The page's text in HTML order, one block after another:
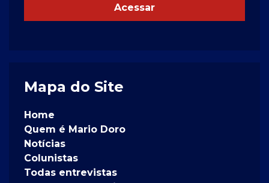
Acessar
Mapa do Site
Home
Quem é Mario Doro
Notícias
Colunistas
Todas entrevistas